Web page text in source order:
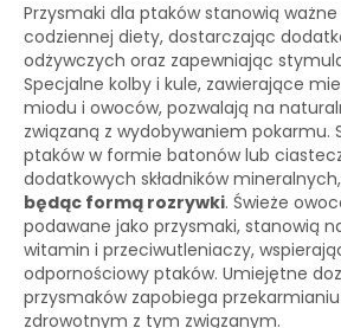
Przysmaki dla ptaków stanowią ważne
codziennej diety, dostarczając
odżywczych oraz zapewniając
Specjalne kolby i kule, zawierające
miodu i owoców, pozwalają na
związaną z wydobywaniem pokarmu.
ptaków w formie batonów lub
dodatkowych składników mineralnych,
będąc formą rozrywki. Świeże
podawane jako przysmaki, stanowią
witamin i przeciwutleniaczy,
odpornościowy ptaków. Umiejętne
przysmaków zapobiega
zdrowotnym z tym związanym.